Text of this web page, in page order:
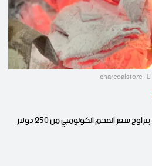
اسعار الفحم الكولومبي يتراوح سعر الفحم الكولومبي من 250 دولار